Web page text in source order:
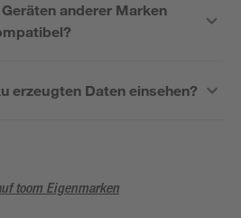
anderer Marken
erzeugten Daten einsehen?
toom Eigenmarken